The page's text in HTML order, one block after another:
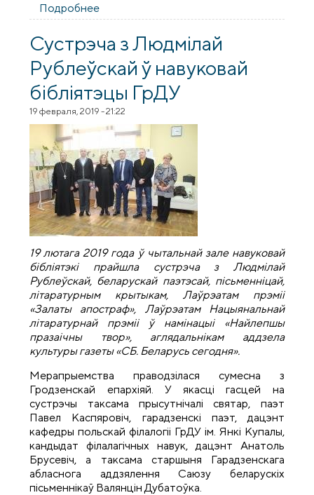
Подробнее
адбыўся ў межах XVIII фестываля
"Каложскі Благавест"
Сустрэча з Людмілай
Рублеўскай ў навуковай
бібліятэцы ГрДУ
19 февраля, 2019 - 21:22
19 лютага 2019 года ў чытальнай зале навуковай
бібліятэкі прайшла сустрэча з Людмілай
Рублеўскай, беларускай паэтэсай, пісьменніцай,
літаратурным крытыкам, Лаўрэатам прэміі
«Залаты апостраф», Лаўрэатам Нацыянальнай
літаратурнай прэміі ў намінацыі «Найлепшы
празаічны твор», аглядальнікам аддзела
культуры газеты «СБ. Беларусь сегодня».
Мерапрыемства праводзілася сумесна з
Гродзенскай епархіяй. У якасці гасцей на
сустрэчы таксама прысутнічалі святар, паэт
Павел Каспяровіч, гарадзенскі паэт, дацэнт
кафедры польскай філалогіі ГрДУ ім. Янкі Купалы,
кандыдат філалагічных навук, дацэнт Анатоль
Брусевіч, а таксама старшыня Гарадзенскага
абласнога аддзялення Саюзу беларускіх
пісьменнікаў Валянцін Дубатоўка.